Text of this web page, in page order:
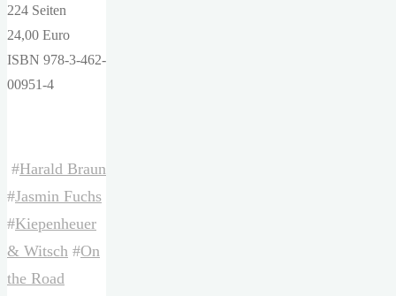
224 Seiten
24,00 Euro
ISBN 978-3-462-
00951-4
#Harald Braun
#Jasmin Fuchs
#Kiepenheuer
& Witsch #On
the Road